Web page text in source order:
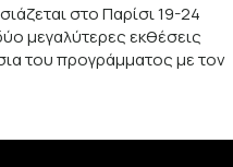
στο Παρίσι 19-24
μεγαλύτερες εκθέσεις
του προγράμματος με τον